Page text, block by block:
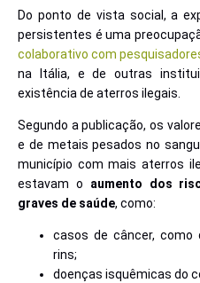
Do ponto de vista social, a
persistentes é uma
colaborativo com
na Itália, e de outras
existência de aterros ilegais.
Segundo a publicação, os
e de metais pesados no
município com mais aterros
estavam o aumento dos
graves de saúde, como:
casos de câncer, como
rins;
doenças isquêmicas do